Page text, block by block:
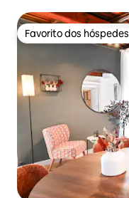
Favorito dos hóspedes
Favorito dos hóspedes